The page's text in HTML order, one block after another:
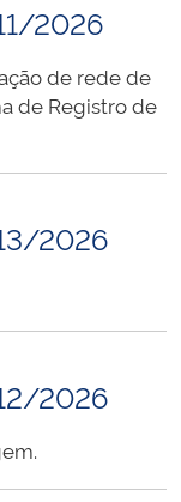
2026
de rede de
de Registro de
2026
2026